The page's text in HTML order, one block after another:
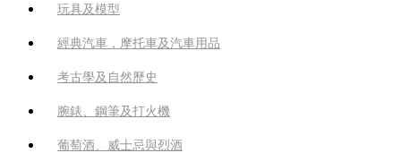
玩具及模型
經典汽車，摩托車及汽車用品
考古學及自然歷史
腕錶、鋼筆及打火機
葡萄酒、威士忌與烈酒